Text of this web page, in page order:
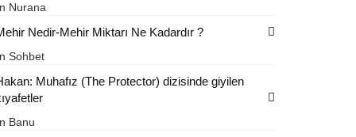
Nurana
Nedir-Mehir Miktarı Ne Kadardır ?
Sohbet
Muhafız (The Protector) dizisinde giyilen
Banu